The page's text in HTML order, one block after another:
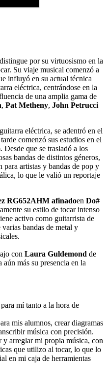
por su virtuosismo en la
Su viaje musical comenzó a
influyó en su actual técnica
eléctrica, centrándose en la
de una amplia gama de
, Pat Metheny, John Petrucci
eléctrica, se adentró en el
comenzó sus estudios en el
. Desde que se trasladó a los
bandas de distintos géneros,
para artistas y bandas de pop y
lo que le valió un reportaje
RG652AHM afinadoen Do#
su estilo de tocar intenso
activo como guitarrista de
bandas de metal y
con Laura Guldemond de
aún más su presencia en la
mí tanto a la hora de
mis alumnos, crear diagramas
música con precisión.
y arreglar mi propia música, con
que utilizo al tocar, lo que lo
en mi caja de herramientas